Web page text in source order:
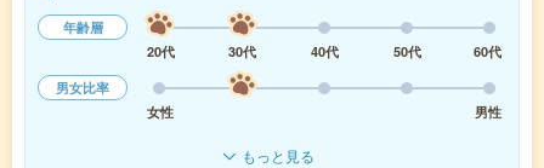
年齢層
20代
30代 40代 50代
60代
男女比率
女性
男性
もっと見る